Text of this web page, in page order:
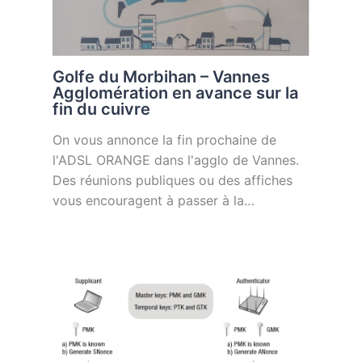
Golfe du Morbihan – Vannes
Agglomération en avance sur la
fin du cuivre
On vous annonce la fin prochaine de
l'ADSL ORANGE dans l'agglo de Vannes.
Des réunions publiques ou des affiches
vous encouragent à passer à la…